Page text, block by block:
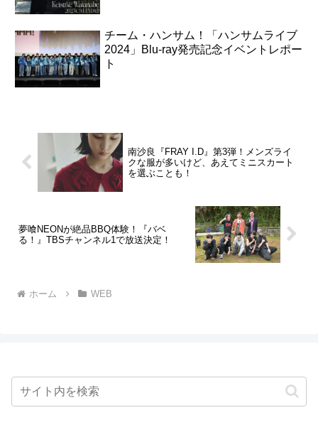
チーム・ハンサム！「ハンサムライブ
2024」Blu-ray発売記念イベントレポー
ト
南沙良『FRAY I.D』第3弾！メンズライ
クな服が多いけど、あえてミニスカート
を選ぶことも！
夢喰NEONが絶品BBQ体験！『バベ
る！』TBSチャンネル1で放送決定！
ホーム WEB